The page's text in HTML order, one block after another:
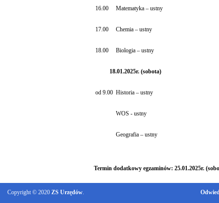
16.00 Matematyka – ustny
17.00 Chemia – ustny
18.00 Biologia – ustny
18.01.2025r. (sobota)
od 9.00 Historia – ustny
WOS - ustny
Geografia – ustny
Termin dodatkowy egzaminów: 25.01.2025r.
Copyright © 2020 ZS Urzędów.